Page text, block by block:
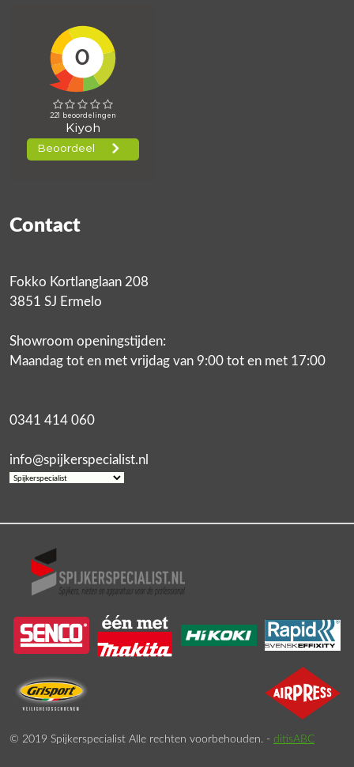
Contact
Fokko Kortlanglaan 208
3851 SJ Ermelo
Showroom openingstijden:
Maandag tot en met vrijdag van 9:00 tot en met 17:00
0341 414 060
info@spijkerspecialist.nl
© 2019 Spijkerspecialist Alle rechten voorbehouden. - ditisABC